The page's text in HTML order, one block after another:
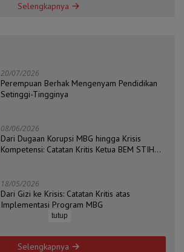
Selengkapnya
20/07/2026
Perempuan Berhak Mengenyam Pendidikan
Setinggi-Tingginya
08/06/2026
Dari Dugaan Korupsi MBG hingga Krisis
Kompetensi: Catatan Kritis Ketua BEM STIH
18/05/2026
Dari Gizi ke Krisis: Catatan Kritis atas
Implementasi Program MBG
Selengkapnya
tutup